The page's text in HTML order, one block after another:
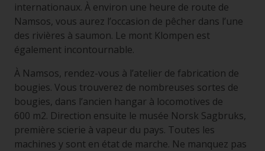
internationaux. À environ une heure de route de
Namsos, vous aurez l’occasion de pêcher dans l’une
des rivières à saumon. Le mont Klompen est
également incontournable.
À Namsos, rendez-vous à l’atelier de fabrication de
bougies. Vous trouverez de nombreuses sortes de
bougies, dans l’ancien hangar à locomotives de
600 m2. Direction ensuite le musée Norsk Sagbruks,
première scierie à vapeur du pays. Toutes les
machines y sont en état de marche. Ne manquez pas